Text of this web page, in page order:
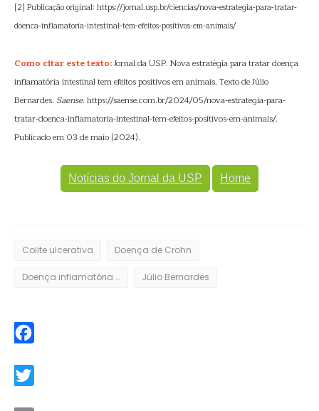
[2] Publicação original: https://jornal.usp.br/ciencias/nova-estrategia-para-tratar-
doenca-inflamatoria-intestinal-tem-efeitos-positivos-em-animais/
Como citar este texto:Jornal da USP. Nova estratégia para tratar doença
inflamatória intestinal tem efeitos positivos em animais. Texto de Júlio
Bernardes. Saense. https://saense.com.br/2024/05/nova-estrategia-para-
tratar-doenca-inflamatoria-intestinal-tem-efeitos-positivos-em-animais/.
Publicado em 03 de maio (2024).
Notícias do Jornal da USP Home
Colite ulcerativa Doença de Crohn
Doença inflamatória intestinal Júlio Bernardes